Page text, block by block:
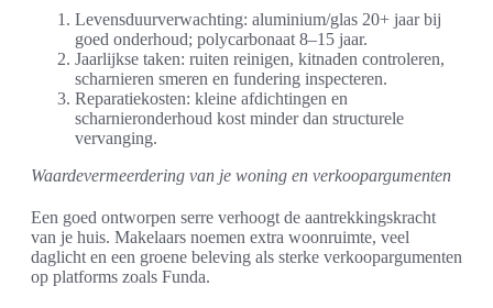
Levensduurverwachting: aluminium/glas 20+ jaar bij
goed onderhoud; polycarbonaat 8–15 jaar.
Jaarlijkse taken: ruiten reinigen, kitnaden controleren,
scharnieren smeren en fundering inspecteren.
Reparatiekosten: kleine afdichtingen en
scharnieronderhoud kost minder dan structurele
vervanging.
Waardevermeerdering van je woning en verkoopargumenten
Een goed ontworpen serre verhoogt de aantrekkingskracht
van je huis. Makelaars noemen extra woonruimte, veel
daglicht en een groene beleving als sterke verkoopargumenten
op platforms zoals Funda.